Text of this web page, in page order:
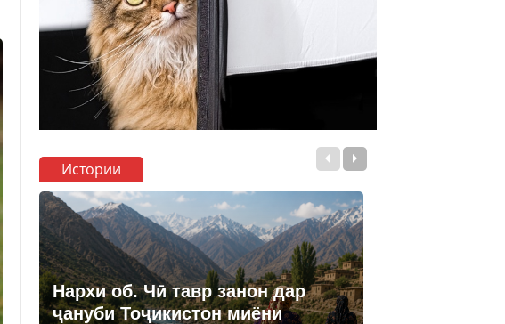
Истории
Нархи об. Чӣ тавр занон дар
ҷануби Тоҷикистон миёни